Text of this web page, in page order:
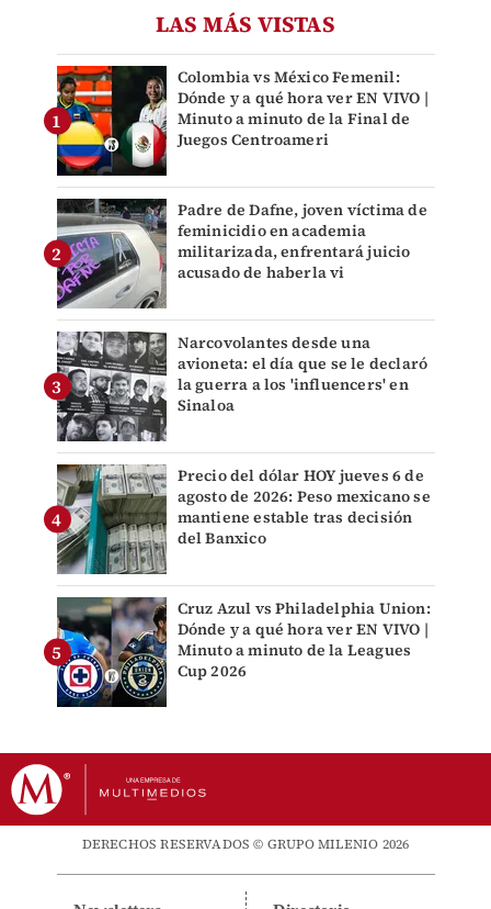
LAS MÁS VISTAS
Colombia vs México Femenil:
Dónde y a qué hora ver EN VIVO |
Minuto a minuto de la Final de
Juegos Centroameri
Padre de Dafne, joven víctima de
feminicidio en academia
militarizada, enfrentará juicio
acusado de haberla vi
Narcovolantes desde una
avioneta: el día que se le declaró
la guerra a los 'influencers' en
Sinaloa
Precio del dólar HOY jueves 6 de
agosto de 2026: Peso mexicano se
mantiene estable tras decisión
del Banxico
Cruz Azul vs Philadelphia Union:
Dónde y a qué hora ver EN VIVO |
Minuto a minuto de la Leagues
Cup 2026
DERECHOS RESERVADOS © GRUPO MILENIO 2026